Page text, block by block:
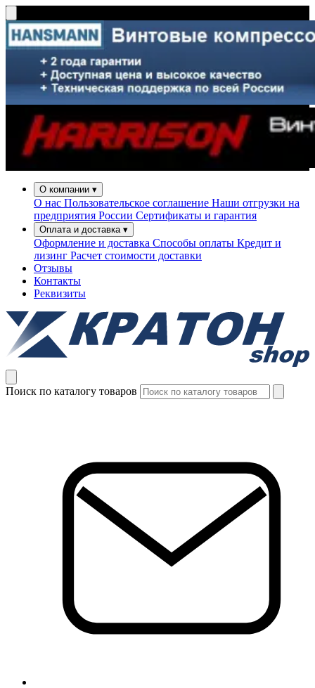
О компании ▾
О нас Пользовательское соглашение Наши отгрузки на
предприятия России Сертификаты и гарантия
Оплата и доставка ▾
Оформление и доставка Способы оплаты Кредит и
лизинг Расчет стоимости доставки
Отзывы
Контакты
Реквизиты
Поиск по каталогу товаров